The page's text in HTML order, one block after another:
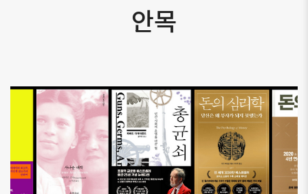
안목